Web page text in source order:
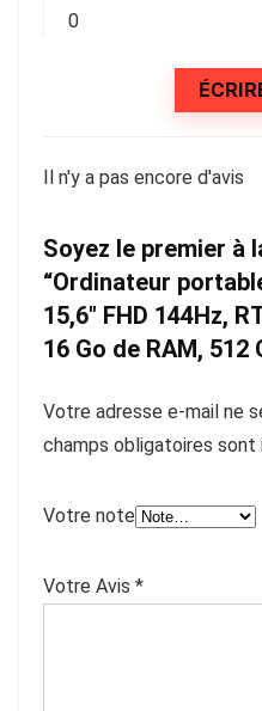
0
Il n'y a pas encore d'avis
Soyez le premier à
“Ordinateur
15,6″ FHD 144Hz,
16 Go de RAM, 512
Votre adresse e-mail ne
champs obligatoires sont
Votre note
Votre Avis *